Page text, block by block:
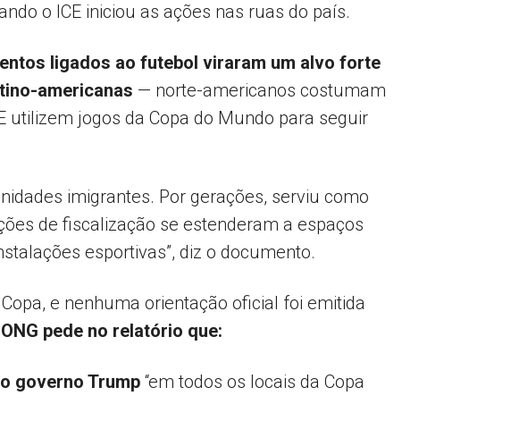
o ICE iniciou as ações nas ruas do país.
ligados ao futebol viraram um alvo forte
americanas — norte-americanos costumam
utilizem jogos da Copa do Mundo para seguir
imigrantes. Por gerações, serviu como
de fiscalização se estenderam a espaços
esportivas”, diz o documento.
e nenhuma orientação oficial foi emitida
pede no relatório que:
governo Trump “em todos os locais da Copa